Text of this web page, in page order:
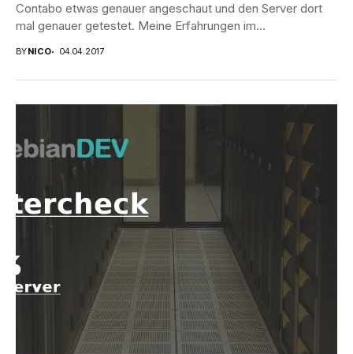
Contabo etwas genauer angeschaut und den Server dort
mal genauer getestet. Meine Erfahrungen im...
BYNICO 04.04.2017